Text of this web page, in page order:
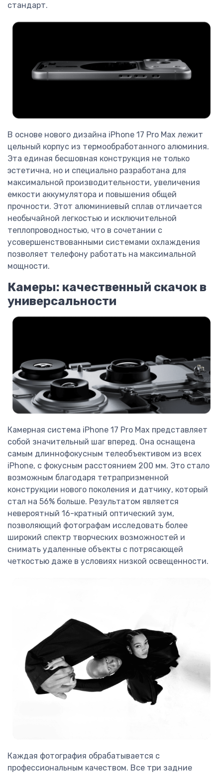
стандарт.
В основе нового дизайна iPhone 17 Pro Max лежит
цельный корпус из термообработанного алюминия.
Эта единая бесшовная конструкция не только
эстетична, но и специально разработана для
максимальной производительности, увеличения
емкости аккумулятора и повышения общей
прочности. Этот алюминиевый сплав отличается
необычайной легкостью и исключительной
теплопроводностью, что в сочетании с
усовершенствованными системами охлаждения
позволяет телефону работать на максимальной
мощности.
Камеры: качественный скачок в
универсальности
Камерная система iPhone 17 Pro Max представляет
собой значительный шаг вперед. Она оснащена
самым длиннофокусным телеобъективом из всех
iPhone, с фокусным расстоянием 200 мм. Это стало
возможным благодаря тетрапризменной
конструкции нового поколения и датчику, который
стал на 56% больше. Результатом является
невероятный 16-кратный оптический зум,
позволяющий фотографам исследовать более
широкий спектр творческих возможностей и
снимать удаленные объекты с потрясающей
четкостью даже в условиях низкой освещенности.
Каждая фотография обрабатывается с
профессиональным качеством. Все три задние